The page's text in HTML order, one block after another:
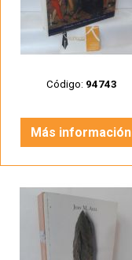
Código: 94743
Más información